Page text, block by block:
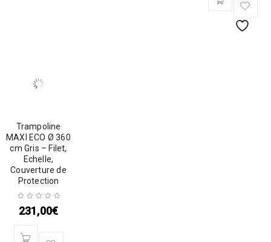
Trampoline
MAXI ECO Ø 360
cm Gris – Filet,
Echelle,
Couverture de
Protection
231,00€